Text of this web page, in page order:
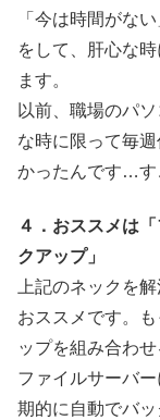
「今は時間がな
をして、肝心な
ます。
以前、職場のパ
な時に限って毎
かったんです…す
４．おススメは
クアップ」
上記のネックを
おススメです。
ップを組み合わせ
ファイルサーバ
期的に自動でバ